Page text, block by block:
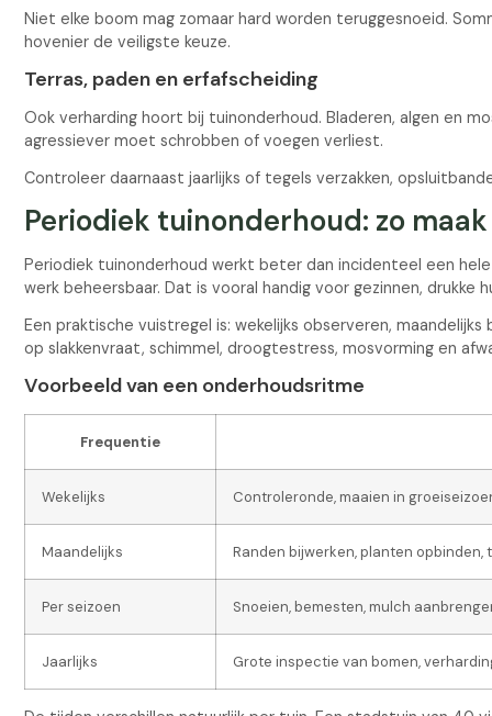
Niet elke boom mag zomaar hard worden teruggesnoeid.
hovenier de veiligste keuze.
Terras, paden en erfafscheiding
Ook verharding hoort bij tuinonderhoud. Bladeren, algen en
agressiever moet schrobben of voegen verliest.
Controleer daarnaast jaarlijks of tegels verzakken,
Periodiek tuinonderhoud: zo
Periodiek tuinonderhoud werkt beter dan incidenteel een
werk beheersbaar. Dat is vooral handig voor gezinnen, drukke
Een praktische vuistregel is: wekelijks observeren,
op slakkenvraat, schimmel, droogtestress, mosvorming en
Voorbeeld van een onderhoudsritme
Frequentie
Wekelijks Controleronde, maaien in
Maandelijks Randen bijwerken, planten
Per seizoen Snoeien, bemesten, mulch
Jaarlijks Grote inspectie van bomen,